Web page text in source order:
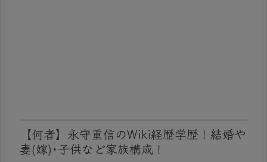
【何者】永守重信のWiki経歴学歴！結婚や
妻(嫁)･子供など家族構成！